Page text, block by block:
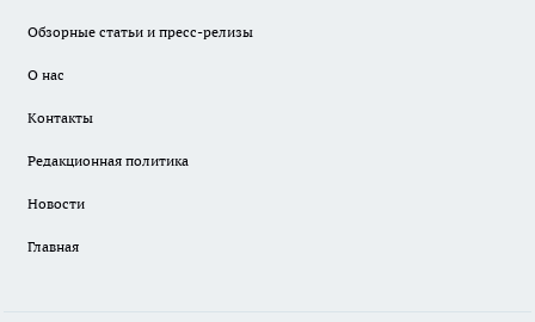
Обзорные статьи и пресс-релизы
О нас
Контакты
Редакционная политика
Новости
Главная